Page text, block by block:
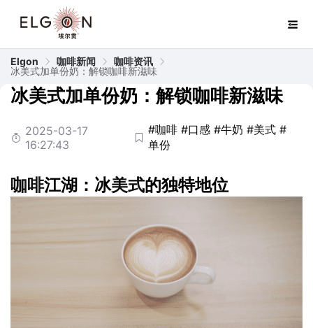
Elgon 咖啡新闻
咖啡资讯
冰美式加单份奶：解锁咖啡新滋味
冰美式加单份奶：解锁咖啡新滋味
2025-03-17
16:27:43
#咖啡 #口感 #牛奶 #美式 #
单份
咖啡江湖：冰美式的独特地位